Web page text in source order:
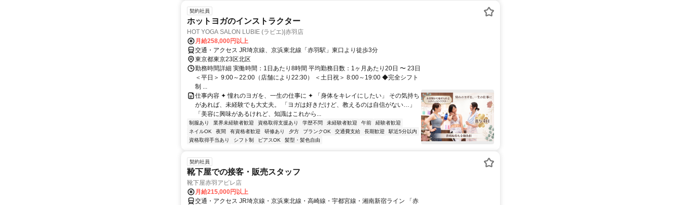
契約社員
ホットヨガのインストラクター
HOT YOGA SALON LUBIE (ラビエ)|赤羽店
月給258,000円以上
交通・アクセス JR埼京線、京浜東北線「赤羽駅」東口より徒歩3分
東京都東京23区北区
勤務時間詳細 実働時間：1日あたり8時間 平均勤務日数：1ヶ月あたり20日 〜 23日
＜平日＞ 9:00～22:00（店舗により22:30） ＜土日祝＞ 8:00～19:00 ◆完全シフト
制 ...
仕事内容 ✦ 憧れのヨガを、一生の仕事に ✦ 「身体をキレイにしたい」 その気持ち
があれば、未経験でも大丈夫。 「ヨガは好きだけど、教えるのは自信がない…」
「美容に興味があるけれど、知識はこれから...
制服あり 業界未経験者歓迎 資格取得支援あり 学歴不問 未経験者歓迎 午前
経験者歓迎
ネイルOK
夜間 有資格者歓迎 研修あり 夕方 ブランクOK 交通費支給 長期歓迎
駅近5分以内
資格取得手当あり
シフト制 ピアスOK 髪型・髪色自由
契約社員
靴下屋での接客・販売スタッフ
靴下屋赤羽アピレ店
月給215,000円以上
交通・アクセス JR埼京線・京浜東北線・高崎線・宇都宮線・湘南新宿ライン 「赤